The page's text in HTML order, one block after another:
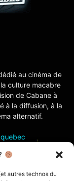
autres technos du
au cinéma de
culture macabre
de Cabane à
à la diffusion, à la
alternatif.